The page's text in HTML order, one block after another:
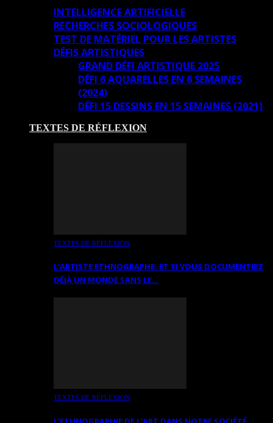
INTELLIGENCE ARTIFICIELLE
RECHERCHES SOCIOLOGIQUES
TEST DE MATÉRIEL POUR LES ARTISTES
DÉFIS ARTISTIQUES
GRAND DÉFI ARTISTIQUE 2025
DÉFI 6 AQUARELLES EN 6 SEMAINES
(2024)
DÉFI 15 DESSINS EN 15 SEMAINES (2021)
TEXTES DE RÉFLEXION
TEXTES DE RÉFLEXION
L’ARTISTE ETHNOGRAPHE: ET SI VOUS DOCUMENTIEZ
DÉJÀ UN MONDE SANS LE…
TEXTES DE RÉFLEXION